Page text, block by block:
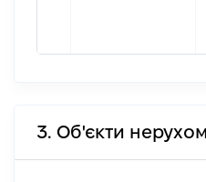
3. Об'єкти